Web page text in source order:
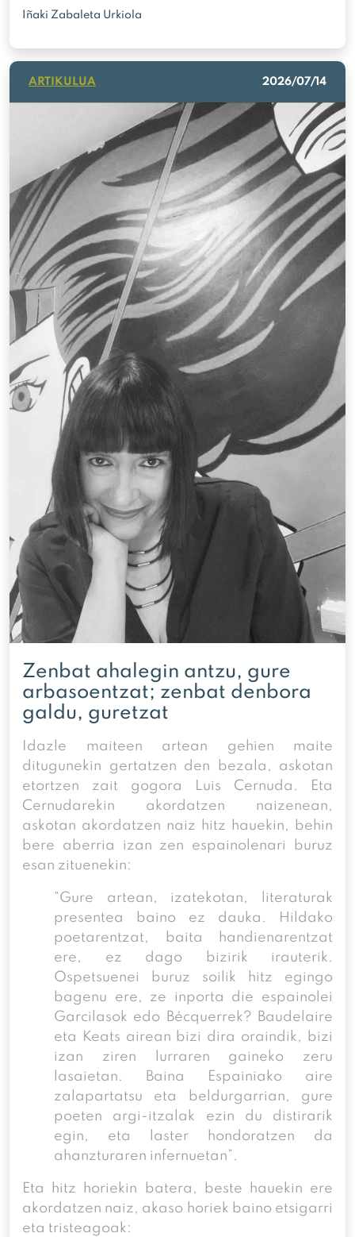
Iñaki Zabaleta Urkiola
ARTIKULUA 2026/07/14
Zenbat ahalegin antzu, gure
arbasoentzat; zenbat denbora
galdu, guretzat
Idazle maiteen artean gehien maite
ditugunekin gertatzen den bezala, askotan
etortzen zait gogora Luis Cernuda. Eta
Cernudarekin akordatzen naizenean,
askotan akordatzen naiz hitz hauekin, behin
bere aberria izan zen espainolenari buruz
esan zituenekin:
“Gure artean, izatekotan, literaturak
presentea baino ez dauka. Hildako
poetarentzat, baita handienarentzat
ere, ez dago bizirik irauterik.
Ospetsuenei buruz soilik hitz egingo
bagenu ere, ze inporta die espainolei
Garcilasok edo Bécquerrek? Baudelaire
eta Keats airean bizi dira oraindik, bizi
izan ziren lurraren gaineko zeru
lasaietan. Baina Espainiako aire
zalapartatsu eta beldurgarrian, gure
poeten argi-itzalak ezin du distirarik
egin, eta laster hondoratzen da
ahanzturaren infernuetan”.
Eta hitz horiekin batera, beste hauekin ere
akordatzen naiz, akaso horiek baino etsigarri
eta tristeagoak: